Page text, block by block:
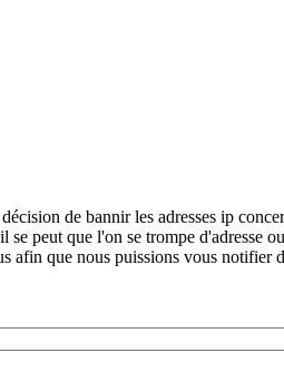
de bannir les adresses ip
peut que l'on se trompe d'adresse
afin que nous puissions vous notifier